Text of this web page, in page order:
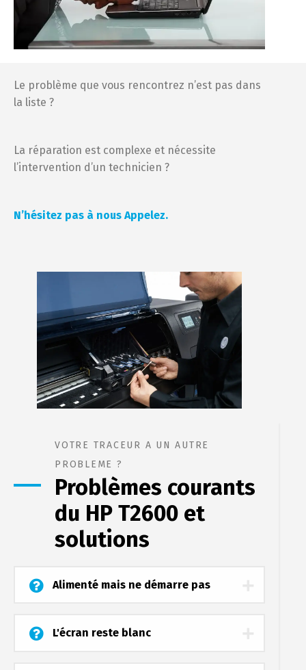
Le problème que vous rencontrez n’est pas dans
la liste ?
La réparation est complexe et nécessite
l’intervention d’un technicien ?
N’hésitez pas à nous Appelez.
VOTRE TRACEUR A UN AUTRE
PROBLEME ?
Problèmes courants
du HP T2600 et
solutions
Alimenté mais ne démarre pas
L'écran reste blanc